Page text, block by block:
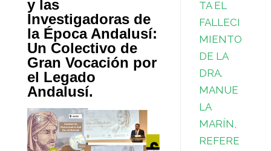
y las
Investigadoras de
la Época Andalusí:
Un Colectivo de
Gran Vocación por
el Legado
Andalusí.
TA EL
FALLECI
MIENTO
DE LA
DRA.
MANUE
LA
MARÍN,
REFERE